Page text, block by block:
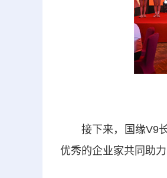
接下来，国缘V9长
优秀的企业家共同助